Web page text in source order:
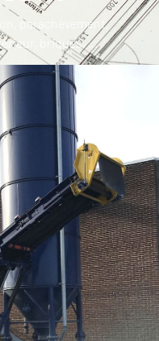
parachèvement,
briques, ...